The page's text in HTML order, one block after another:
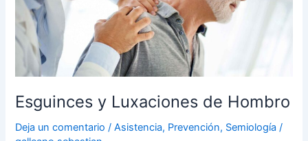
Esguinces y Luxaciones de Hombro
Deja un comentario /Asistencia, Prevención, Semiología /
Hombro